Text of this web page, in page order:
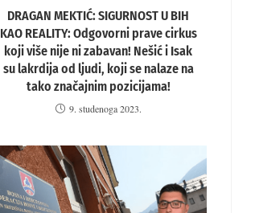
DRAGAN MEKTIĆ: SIGURNOST U BIH
KAO REALITY: Odgovorni prave cirkus
koji više nije ni zabavan! Nešić i Isak
su lakrdija od ljudi, koji se nalaze na
tako značajnim pozicijama!
9. studenoga 2023.